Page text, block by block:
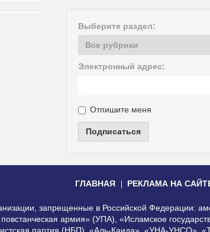
Выберите раздел:
Электронный адрес:
Отпишите меня
Подписаться
ГЛАВНАЯ РЕКЛАМА НА
запрещенные в Российской Федерации:
армия» (УПА), «Исламское
партия (НБП), «Аль-Каида», «УНА-УНСО»,